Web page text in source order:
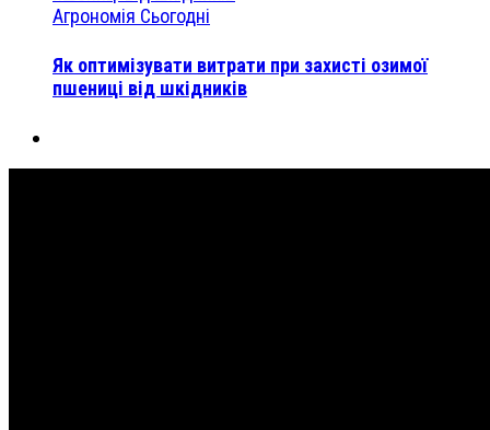
Агрономія Сьогодні
Як оптимізувати витрати при захисті озимої
пшениці від шкідників